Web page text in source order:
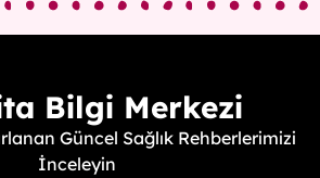
Bilgi Merkezi
Güncel Sağlık Rehberlerimizi
İnceleyin